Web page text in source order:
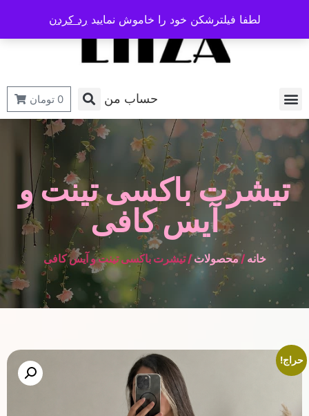
حساب من 0 تومان
تیشرت باکسی تینت و
آیس کافی
خانه/محصولات/ تیشرت باکسی تینت و آیس کافی
حراج!
لطفا فیلترشکن خود را خاموش نمایید رد کردن